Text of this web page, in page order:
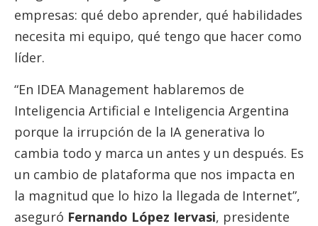
empresas: qué debo aprender, qué habilidades
necesita mi equipo, qué tengo que hacer como
líder.
“En IDEA Management hablaremos de
Inteligencia Artificial e Inteligencia Argentina
porque la irrupción de la IA generativa lo
cambia todo y marca un antes y un después. Es
un cambio de plataforma que nos impacta en
la magnitud que lo hizo la llegada de Internet”,
aseguró Fernando López Iervasi, presidente